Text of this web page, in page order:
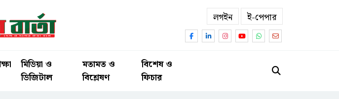
লগইন ই-পেপার
মিডিয়া ও
ডিজিটাল
মতামত ও
বিশ্লেষণ
বিশেষ ও
ফিচার